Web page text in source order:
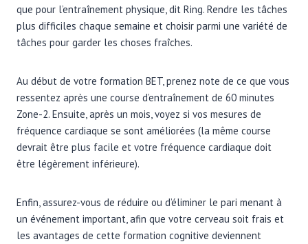
que pour l’entraînement physique, dit Ring. Rendre les tâches
plus difficiles chaque semaine et choisir parmi une variété de
tâches pour garder les choses fraîches.
Au début de votre formation BET, prenez note de ce que vous
ressentez après une course d’entraînement de 60 minutes
Zone-2. Ensuite, après un mois, voyez si vos mesures de
fréquence cardiaque se sont améliorées (la même course
devrait être plus facile et votre fréquence cardiaque doit
être légèrement inférieure).
Enfin, assurez-vous de réduire ou d’éliminer le pari menant à
un événement important, afin que votre cerveau soit frais et
les avantages de cette formation cognitive deviennent